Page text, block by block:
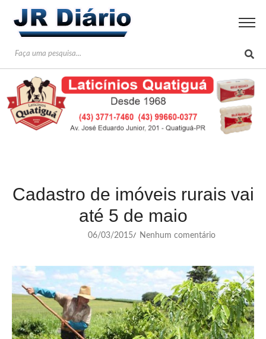
Cadastro de imóveis rurais vai
até 5 de maio
06/03/2015/ Nenhum comentário